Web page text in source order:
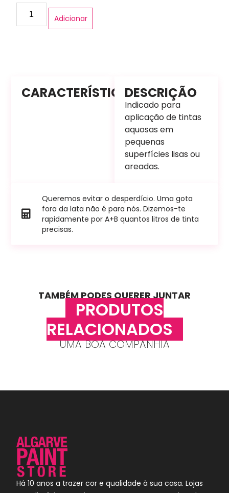
Adicionar
CARACTERÍSTICASDESCRIÇÃO
Indicado para
aplicação de tintas
aquosas em
pequenas
superfícies lisas ou
areadas.
Queremos evitar o desperdício. Uma gota
fora da lata não é para nós. Dizemos-te
rapidamente por A+B quantos litros de tinta
precisas.
TAMBÉM PODES QUERER JUNTAR
PRODUTOS
RELACIONADOS
UMA BOA COMPANHIA
Há 10 anos a trazer cor e qualidade à sua casa. Lojas